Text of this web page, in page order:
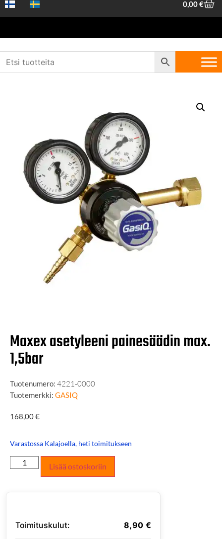
0,00€
Etusivu Koneet ja työkalut Kaasuhitsausvälineet
/ Maxex
Maxex asetyleeni painesäädin max.
1,5bar
Tuotenumero: 4221-0000
Tuotemerkki: GASIQ
168,00€
Varastossa Kalajoella, heti toimitukseen
Lisää ostoskoriin
Toimituskulut: 8,90 €